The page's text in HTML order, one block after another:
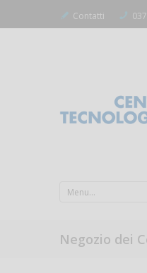
Contatti
Negozio dei